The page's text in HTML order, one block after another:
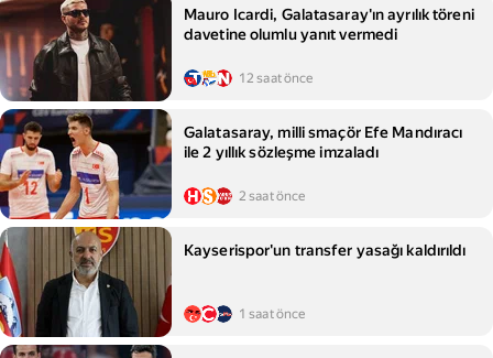
Mauro Icardi, Galatasaray'ın ayrılık töreni
davetine olumlu yanıt vermedi
12 saat önce
Galatasaray, milli smaçör Efe Mandıracı
ile 2 yıllık sözleşme imzaladı
2 saat önce
Kayserispor'un transfer yasağı kaldırıldı
1 saat önce